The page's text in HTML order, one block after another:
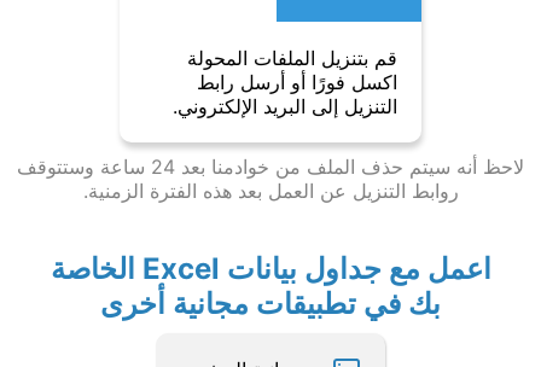
قم بتنزيل الملفات المحولة
اكسل فورًا أو أرسل رابط
التنزيل إلى البريد الإلكتروني.
لاحظ أنه سيتم حذف الملف من خوادمنا بعد 24 ساعة وستتوقف
روابط التنزيل عن العمل بعد هذه الفترة الزمنية.
اعمل مع جداول بيانات Excel الخاصة
بك في تطبيقات مجانية أخرى